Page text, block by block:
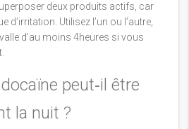
deux produits actifs, car
d’irritation. Utilisez l’un ou l’autre,
d’au moins 4heures si vous
peut‑il être
la nuit ?